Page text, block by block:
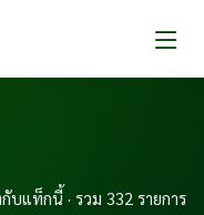
บแท็กนี้ · รวม 332 รายการ